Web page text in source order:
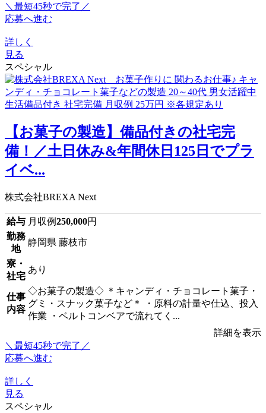
＼最短45秒で完了／
応募へ進む
詳しく
見る
スペシャル
【お菓子の製造】備品付きの社宅完
備！／土日休み&年間休日125日でプラ
イベ...
株式会社BREXA Next
給与 月収例250,000円
勤務
地
静岡県 藤枝市
寮・
社宅
あり
仕事
内容
◇お菓子の製造◇ ＊キャンディ・チョコレート菓子・
グミ・スナック菓子など＊ ・原料の計量や仕込、投入
作業 ・ベルトコンベアで流れてく...
詳細を表示
＼最短45秒で完了／
応募へ進む
詳しく
見る
スペシャル